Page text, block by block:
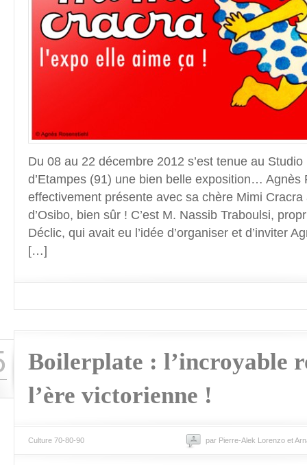
Du 08 au 22 décembre 2012 s’est tenue au
d’Etampes (91) une bien belle exposition… Agnès
effectivement présente avec sa chère Mimi Cracra
d’Osibo, bien sûr ! C’est M. Nassib Traboulsi,
Déclic, qui avait eu l’idée d’organiser et d’inviter
[…]
Boilerplate : l’incroyable
l’ère victorienne !
Culture 70-80-90 par Pierre-Alek Lorenzo et